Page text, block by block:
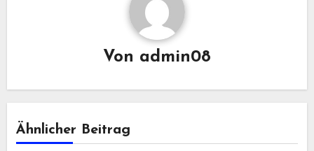
Von admin08
Ähnlicher Beitrag